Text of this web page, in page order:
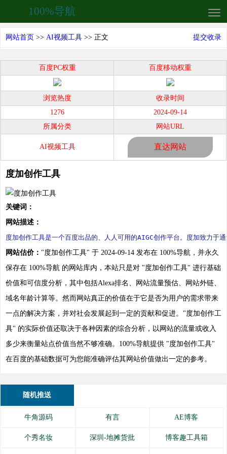
100%导航
网站首页 >> AI视频工具 >> 正文 提交收录
百度PC权重 百度移动权重
浏览热度
收录时间
1276
2024-09-14
所属分类
网站URL
AI视频工具 直达网站
度加创作工具
关键词：
网站描述：
度加创作工具是一个百度出品的、人人可用的AIGC创作平台。度加致力
网站估价： "度加创作工具" 于 2024-09-14 发布在 100%导航，并永久
保存在 100%导航 的网站库内，本站只是对 "度加创作工具" 进行基础
价值和可信度分析，其中包括Alexa排名、网站流量预估、网站外链、
域名年龄计算等。然而网站真正的价值在于它是否为用户的需求带来
一点的解决方案，并对社会发展起到一定的贡献和促进。"度加创作工
具" 的实际价值还取决于各种因素的综合分析，以网站的流量或收入
多少来衡量站点价值当然不够准确。100%导航提供 "度加创作工具"
在百度的基础数据可为您能准确评估其网站价值做出一定的参考。
随机推送
牛角源码 有言 AE博客
个秀名妆 深圳-地摊货批 博客趣工具箱